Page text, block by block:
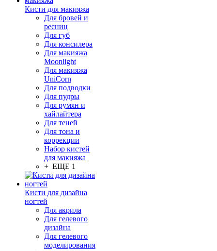
Кисти для макияжа
Для бровей и
ресниц
Для губ
Для консилера
Для макияжа
Moonlight
Для макияжа
UniCorn
Для подводки
Для пудры
Для румян и
хайлайтера
Для теней
Для тона и
коррекции
Набор кистей
для макияжа
+ ЕЩЕ 1
Кисти для дизайна
ногтей
Для акрила
Для гелевого
дизайна
Для гелевого
моделирования